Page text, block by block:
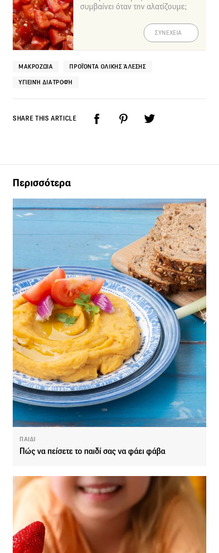
συμβαίνει όταν την αλατίζουμε;
ΣΥΝΕΧΕΙΑ
ΜΑΚΡΟΖΩΊΑ ΠΡΟΪΌΝΤΑ ΟΛΙΚΉΣ ΆΛΕΣΗΣ
ΥΓΙΕΙΝΉ ΔΙΑΤΡΟΦΉ
SHARE THIS ARTICLE
Περισσότερα
ΠΑΙΔΙ
Πώς να πείσετε το παιδί σας να φάει φάβα